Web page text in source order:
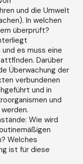
und die Umwelt
In welchen
überprüft?
es muss eine
Darüber
Überwachung der
verbundenen
und in
und
Wie wird
Welches
ist für diese